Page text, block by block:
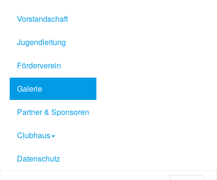
Vorstandschaft
Jugendleitung
Förderverein
Galerie
Partner & Sponsoren
Clubhaus
Datenschutz